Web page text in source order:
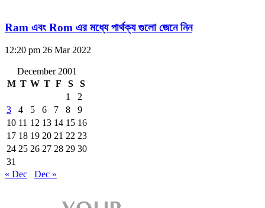
Ram এবং Rom এর মধ্যে পার্থক্য গুলো জেনে নিন
12:20 pm 26 Mar 2022
December 2001
M T W T F S
S
1
2
3
4 5 6 7 8
9
10 11 12 13 14 15 16
17 18 19 20 21 22 23
24 25 26 27 28 29 30
31
« Dec
Dec »